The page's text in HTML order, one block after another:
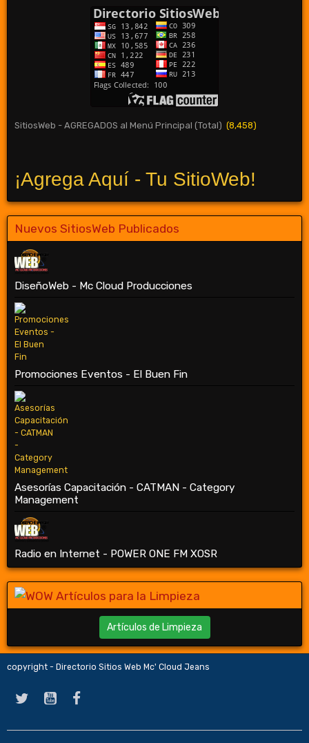
SitiosWeb - AGREGADOS al Menú Principal (Total) (8,458)
¡Agrega Aquí - Tu SitioWeb!
Nuevos SitiosWeb Publicados
DiseñoWeb - Mc Cloud Producciones
Promociones Eventos - El Buen Fin
Asesorías Capacitación - CATMAN - Category
Management
Radio en Internet - POWER ONE FM XOSR
Artículos de Limpieza
copyright - Directorio Sitios Web Mc' Cloud Jeans